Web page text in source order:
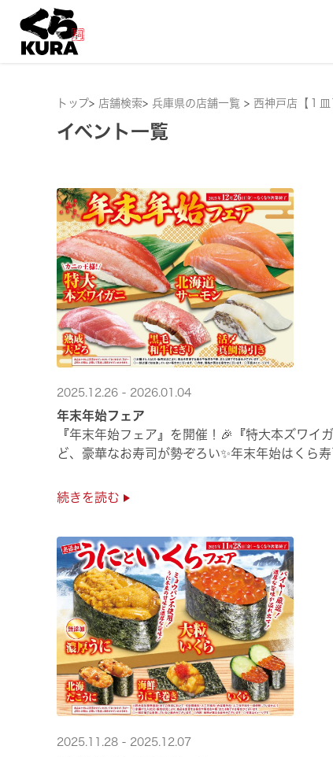
トップ> 店舗検索> 兵庫県の店舗一覧 > 西神戸店【１皿
イベント一覧
2025.12.26 - 2026.01.04
年末年始フェア
『年末年始フェア』を開催！🎉『特大本ズワイ
ど、豪華なお寿司が勢ぞろい✨年末年始はくら
続きを読む
2025.11.28 - 2025.12.07